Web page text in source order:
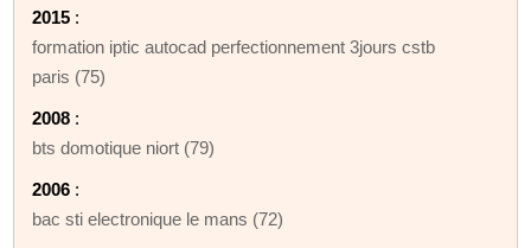
2015 :
formation iptic autocad perfectionnement 3jours cstb
paris (75)
2008 :
bts domotique niort (79)
2006 :
bac sti electronique le mans (72)